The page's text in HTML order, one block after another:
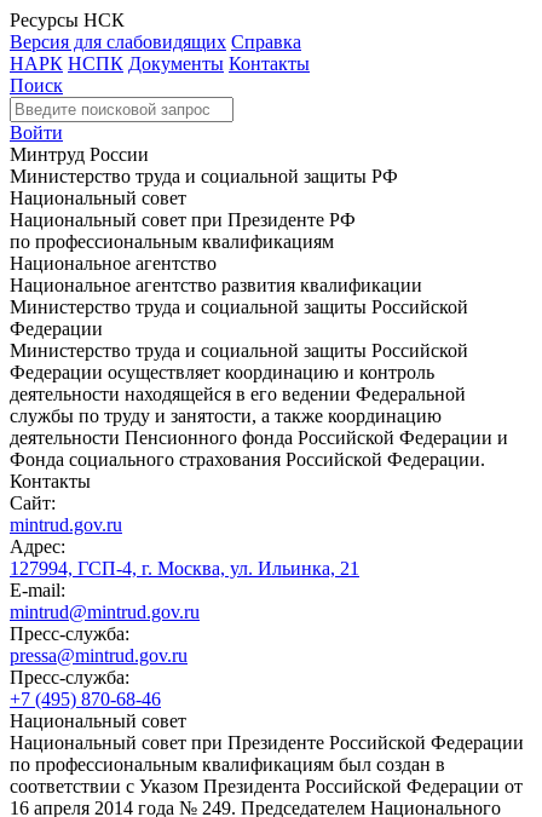
Ресурсы НСК
Версия для слабовидящих Справка
НАРК НСПК Документы Контакты
Поиск
Войти
Минтруд России
Министерство труда и социальной защиты РФ
Национальный совет
Национальный совет при Президенте РФ
по профессиональным квалификациям
Национальное агентство
Национальное агентство развития квалификации
Министерство труда и социальной защиты Российской
Федерации
Министерство труда и социальной защиты Российской
Федерации осуществляет координацию и контроль
деятельности находящейся в его ведении Федеральной
службы по труду и занятости, а также координацию
деятельности Пенсионного фонда Российской Федерации и
Фонда социального страхования Российской Федерации.
Контакты
Сайт:
mintrud.gov.ru
Адрес:
127994, ГСП-4, г. Москва, ул. Ильинка, 21
E-mail:
mintrud@mintrud.gov.ru
Пресс-служба:
pressa@mintrud.gov.ru
Пресс-служба:
+7 (495) 870-68-46
Национальный совет
Национальный совет при Президенте Российской Федерации
по профессиональным квалификациям был создан в
соответствии с Указом Президента Российской Федерации от
16 апреля 2014 года № 249. Председателем Национального